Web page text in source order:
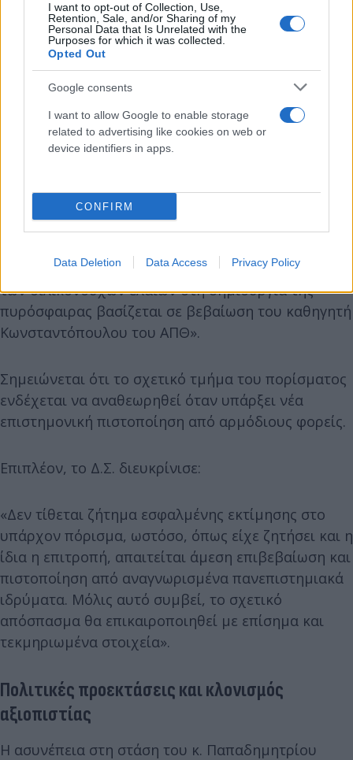
I want to opt-out of Collection, Use,
Retention, Sale, and/or Sharing of my
Personal Data that Is Unrelated with the
Purposes for which it was collected.
Opted Out
Google consents
I want to allow Google to enable storage
related to advertising like cookies on web or
device identifiers in apps.
CONFIRM
Data Deletion Data Access Privacy Policy
«Το πόρισμα του ΕΟΔΑΣΑΑΜ αποτελεί
επιστημονική έρευνα για την πυρόσφαιρα. Το Δ.Σ.
εκφράζει την πλήρη στήριξή του στην έρευνα και
επισημαίνοντας ότι η εκτίμηση για τη μη εμπλοκή
των σιλικονούχων ελαίων στη δημιουργία της
πυρόσφαιρας βασίζεται σε βεβαίωση του καθηγητή
Κωνσταντόπουλου του ΑΠΘ».
Σημειώνεται ότι το σχετικό τμήμα του πορίσματος
ενδέχεται να αναθεωρηθεί όταν υπάρξει νέα
επιστημονική πιστοποίηση από αρμόδιους φορείς.
Επιπλέον, το Δ.Σ. διευκρίνισε:
«Δεν τίθεται ζήτημα εσφαλμένης εκτίμησης στο
υπάρχον πόρισμα, ωστόσο, όπως είχε ζητήσει και η
ίδια η επιτροπή, απαιτείται άμεση επιβεβαίωση και
πιστοποίηση από αναγνωρισμένα πανεπιστημιακά
ιδρύματα. Μόλις αυτό συμβεί, το σχετικό
απόσπασμα θα επικαιροποιηθεί με επίσημα και
τεκμηριωμένα στοιχεία».
Πολιτικές προεκτάσεις και κλονισμός
αξιοπιστίας
Η ασυνέπεια στη στάση του κ. Παπαδημητρίου